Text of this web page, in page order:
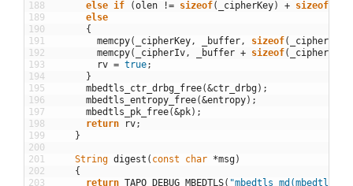
188
189
190
191
192
193
194
195
196
197
198
199
200
201
202
203
else if (olen != sizeof( _cipherKey) + sizeof
else
{
memcpy( _cipherKey , _buffer , sizeof( _cipherKey
memcpy( _cipherIv , _buffer + sizeof( _cipherKey
rv = true;
}
mbedtls_ctr_drbg_free(&ctr_drbg) ;
mbedtls_entropy_free(&entropy) ;
mbedtls_pk_free(&pk) ;
return
rv;
}
String digest ( const char *msg)
{
return TAPO_DEBUG_MBEDTLS(